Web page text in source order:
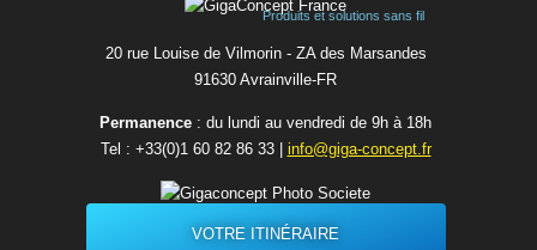
Produits et solutions sans fil
20 rue Louise de Vilmorin - ZA des Marsandes
91630 Avrainvilleㅤ-ㅤFR
Permanence : du lundi au vendredi de 9h à 18h
Tel : +33(0)1 60 82 86 33| info@giga-concept.fr
VOTRE ITINÉRAIRE